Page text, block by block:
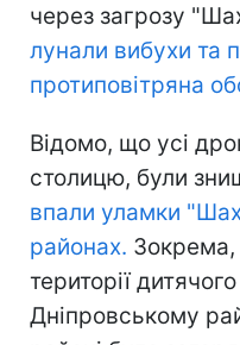
через загрозу
лунали вибухи та
протиповітряна
Відомо, що усі
столицю, були
впали уламки
районах. Зокрема,
території
Дніпровському